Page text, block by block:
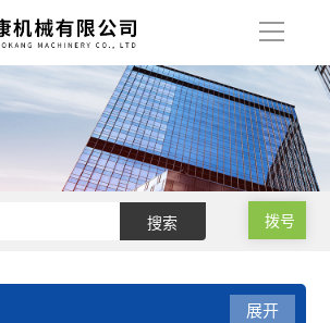
导
拨号
展开